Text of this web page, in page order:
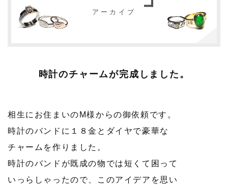
アーカイブ
時計のチャームが完成しました。
相生にお住まいのM様からの御依頼です。
時計のバンドに１８金とダイヤで豪華な
チャームを作りました。
時計のバンドが既成の物では短くて困って
いっらしゃったので、このアイデアを思い